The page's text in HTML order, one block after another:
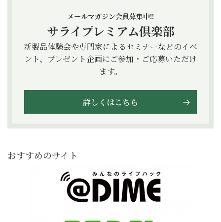
メールマガジン会員募集中!!
サライプレミアム倶楽部
新製品体験会や専門家によるセミナーなどのイベ
ント、プレゼント企画にご参加・ご応募いただけ
ます。
詳しくはこちら
おすすめのサイト